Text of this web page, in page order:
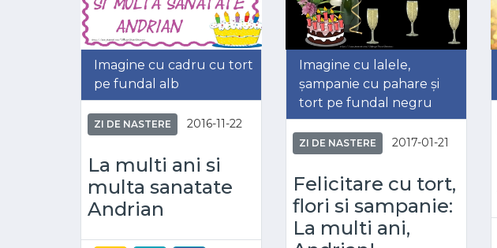
Imagine cu cadru cu tort
pe fundal alb
ZI DE NASTERE 2016-11-22
La multi ani si
multa sanatate
Andrian
Imagine cu lalele,
șampanie cu pahare și
tort pe fundal negru
ZI DE NASTERE 2017-01-21
Felicitare cu tort,
flori si sampanie:
La multi ani,